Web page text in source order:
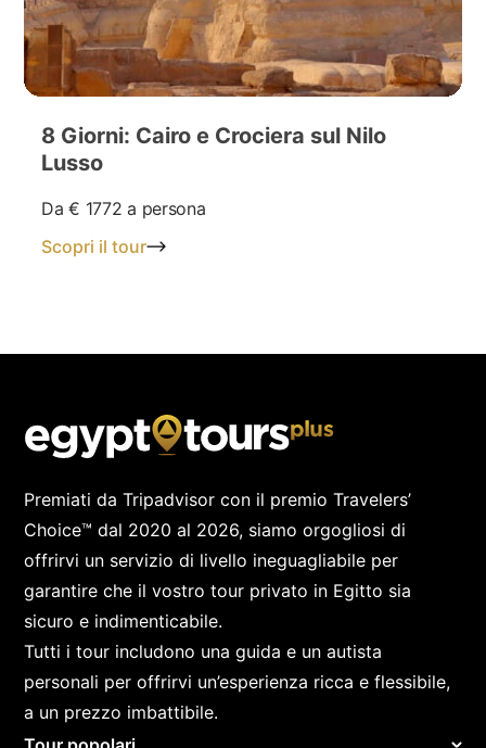
8 Giorni: Cairo e Crociera sul Nilo
Lusso
Da€ 1772 a persona
Scopri il tour
Premiati da Tripadvisor con il premio Travelers’
Choice™ dal 2020 al 2026, siamo orgogliosi di
offrirvi un servizio di livello ineguagliabile per
garantire che il vostro tour privato in Egitto sia
sicuro e indimenticabile.
Tutti i tour includono una guida e un autista
personali per offrirvi un’esperienza ricca e flessibile,
a un prezzo imbattibile.